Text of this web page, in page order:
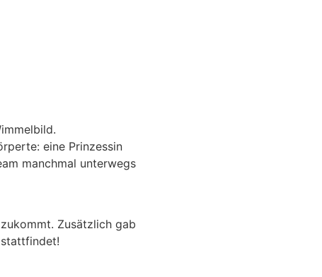
eine Prinzessin
manchmal unterwegs
Zusätzlich gab